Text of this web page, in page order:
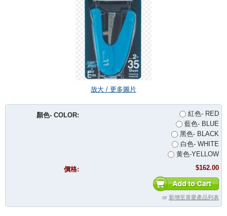
放大 / 更多圖片
顏色- COLOR:
紅色- RED
藍色- BLUE
黑色- BLACK
白色- WHITE
黄色-YELLOW
價格:
$162.00
or 新增至喜愛產品列表